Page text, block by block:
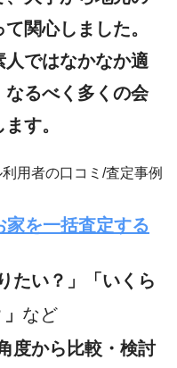
関心しました。
ではなかなか適
なるべく多くの会
す。
用者の口コミ/査定事例
を一括査定する
たい？」「いくら
など
度から比較・検討